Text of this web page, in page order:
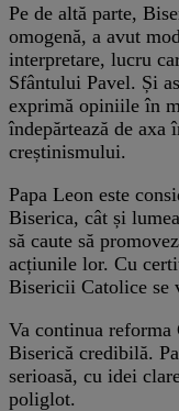
Pe de altă parte,
omogenă, a avut
interpretare, lucru
Sfântului Pavel. Și
exprimă opiniile în
îndepărtează de
creștinismului.
Papa Leon este
Biserica, cât și
să caute să
acțiunile lor. Cu
Bisericii Catolice se
Va continua
Biserică credibilă.
serioasă, cu idei
poliglot.